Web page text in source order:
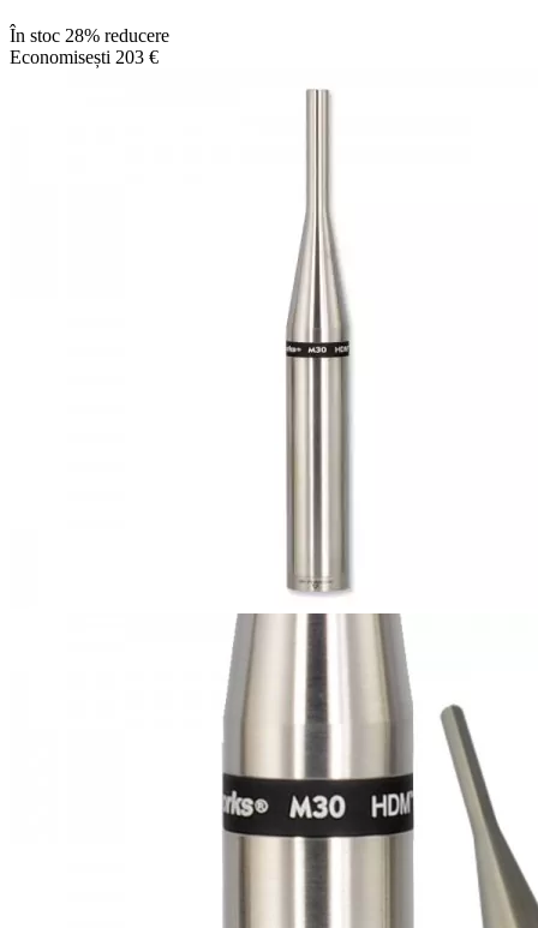
În stoc 28% reducere
Economisești 203 €